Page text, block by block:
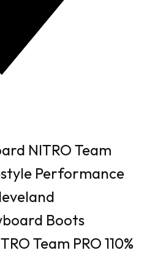
NITRO Team
Performance
Boots
Team PRO 110%